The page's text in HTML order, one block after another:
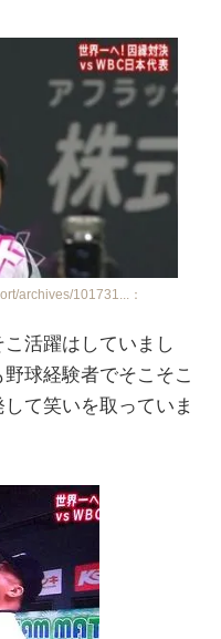
archives/101731...：
活躍はしていまし
球経験者でそこそこ
て笑いを取っていま